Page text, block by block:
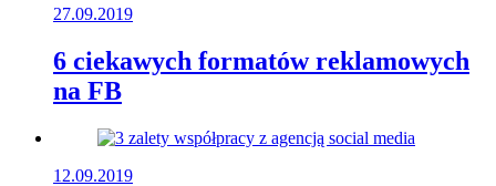
27.09.2019
6 ciekawych formatów reklamowych
na FB
12.09.2019